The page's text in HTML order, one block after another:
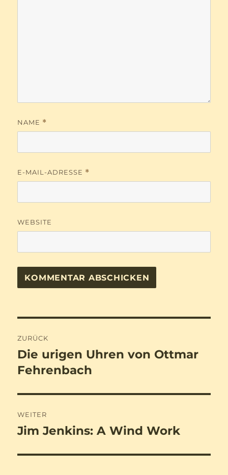
NAME *
E-MAIL-ADRESSE *
WEBSITE
ZURÜCK
Vorheriger
Beitrag:
Die urigen Uhren von Ottmar
Fehrenbach
WEITER
Nächster
Jim Jenkins: A Wind Work